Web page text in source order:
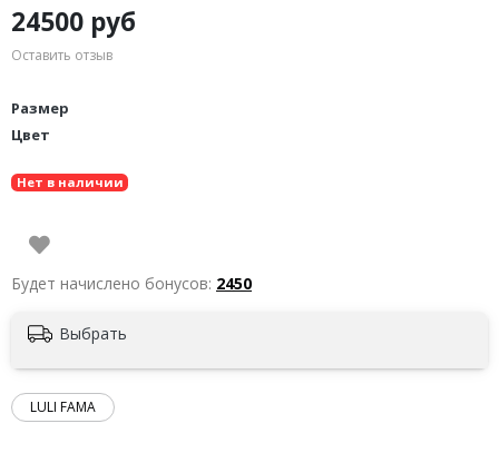
24500 руб
Оставить отзыв
Размер
Цвет
Нет в наличии
Будет начислено бонусов: 2450
Выбрать
LULI FAMA